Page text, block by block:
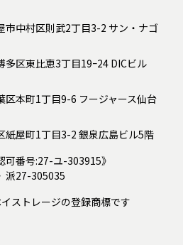
市中村区則武2丁目3-2 サン・ナゴ
多区東比恵3丁目19ｰ24 DICビル
区本町1丁目9-6 フージャース仙台
紙屋町1丁目3-2 銀泉広島ビル5階
番号:27-ユ-303915》
派27-305035
ストレージの登録商標です